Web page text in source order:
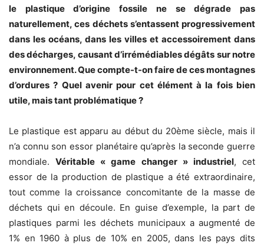
le plastique d’origine fossile ne se dégrade pas
naturellement, ces déchets s’entassent progressivement
dans les océans, dans les villes et accessoirement dans
des décharges, causant d’irrémédiables dégâts sur notre
environnement. Que compte-t-on faire de ces montagnes
d’ordures ? Quel avenir pour cet élément à la fois bien
utile, mais tant problématique ?
Le plastique est apparu au début du 20ème siècle, mais il
n’a connu son essor planétaire qu’après la seconde guerre
mondiale.Véritable « game changer » industriel, cet
essor de la production de plastique a été extraordinaire,
tout comme la croissance concomitante de la masse de
déchets qui en découle. En guise d’exemple, la part de
plastiques parmi les déchets municipaux a augmenté de
1% en 1960 à plus de 10% en 2005, dans les pays dits